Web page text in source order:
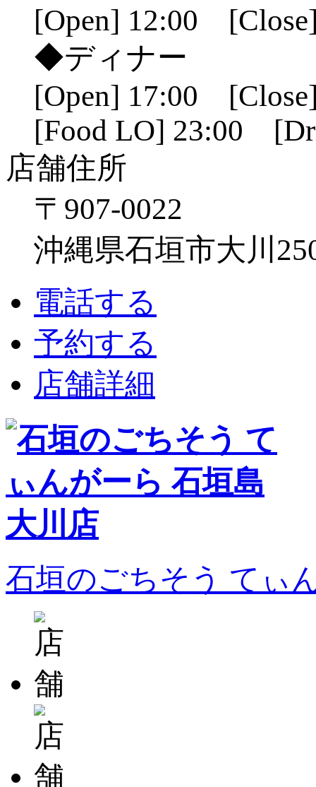
[Open] 12:00
◆ディナー
[Open] 17:00
[Food LO] 23:00
店舗住所
〒907-0022
沖縄県石垣市大川
電話する
予約する
店舗詳細
石垣のごちそう てぃ